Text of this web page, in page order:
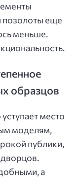
позолоты еще
меньше.
образцов
место
моделям,
публики,
дворцов.
а